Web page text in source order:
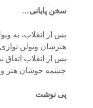
سخن پایانی…
پس از انقلاب، به
هنرشان ویولن
پس از انقلاب اتفاق
چشمه جوشان هنر و
پی نوشت